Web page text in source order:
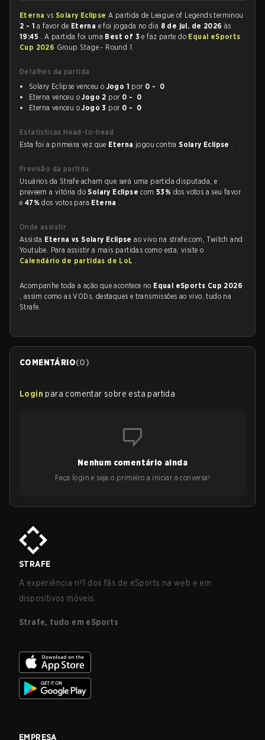
Eterna vs Solary EclipseA partida de League of Legends terminou
2 - 1 a favor de Eterna e foi jogada no dia 8 de jul. de 2026 às
19:45 . A partida foi uma Best of 3e faz parte do Equal eSports
Cup 2026 Group Stage - Round 1.
Detalhes da partida
Solary Eclipse venceu o Jogo 1 por 0 - 0
Eterna venceu oJogo 2 por 0 - 0
Eterna venceu oJogo 3 por 0 - 0
Estatísticas Head-to-head
Esta foi a primeira vez que Eterna jogou contraSolary Eclipse .
Previsão da partida
Usuários da Strafe acham que será uma partida disputada, e
preveem a vitória doSolary Eclipsecom53% dos votos a seu favor
e 47%dos votos para Eterna .
Onde assistir
Assista Eterna vs Solary Eclipseao vivo na strafe.com, Twitch and
Youtube. Para assistir a mais partidas como esta, visite o
Calendário de partidas de LoL .
Acompanhe toda a ação que acontece no Equal eSports Cup 2026
, assim como as VODs, destaques e transmissões ao vivo, tudo na
Strafe.
COMENTÁRIO(0)
Login para comentar sobre esta partida
Nenhum comentário ainda
Faça login e seja o primeiro a iniciar a conversa!
STRAFE
A experiência nº1 dos fãs de eSports na web e em
dispositivos móveis.
Strafe, tudo em eSports
EMPRESA